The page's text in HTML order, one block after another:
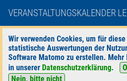
VERANSTALTUNGSKALENDER
Wir verwenden Cookies, um für
statistische Auswertungen der
Software Matomo zu erstellen.
in unserer Datenschutzerklärung.
Nein, bitte nicht